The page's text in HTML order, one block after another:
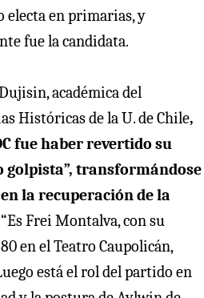
electa en primarias, y
fue la candidata.
académica del
Históricas de la U. de Chile,
fue haber revertido su
golpista”, transformándose
la recuperación de la
“Es Frei Montalva, con su
en el Teatro Caupolicán,
está el rol del partido en